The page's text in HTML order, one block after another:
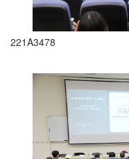
221A3478